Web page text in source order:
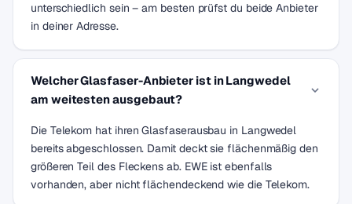
unterschiedlich sein – am besten prüfst du beide Anbieter
in deiner Adresse.
Welcher Glasfaser-Anbieter ist in Langwedel
am weitesten ausgebaut?
Die Telekom hat ihren Glasfaserausbau in Langwedel
bereits abgeschlossen. Damit deckt sie flächenmäßig den
größeren Teil des Fleckens ab. EWE ist ebenfalls
vorhanden, aber nicht flächendeckend wie die Telekom.